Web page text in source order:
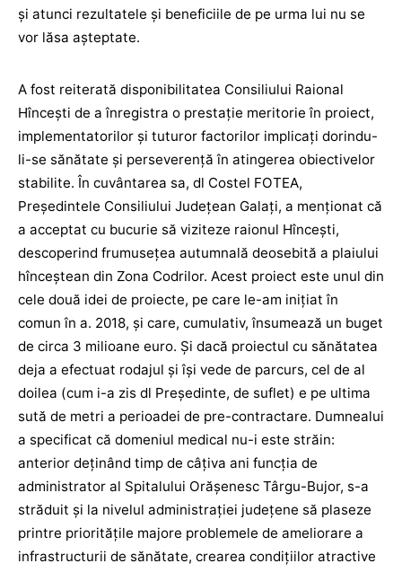
și atunci rezultatele și beneficiile de pe urma lui nu se
vor lăsa așteptate.
A fost reiterată disponibilitatea Consiliului Raional
Hîncești de a înregistra o prestație meritorie în proiect,
implementatorilor și tuturor factorilor implicați dorindu-
li-se sănătate și perseverență în atingerea obiectivelor
stabilite. În cuvântarea sa, dl Costel FOTEA,
Președintele Consiliului Județean Galați, a menționat că
a acceptat cu bucurie să viziteze raionul Hîncești,
descoperind frumusețea autumnală deosebită a plaiului
hînceștean din Zona Codrilor. Acest proiect este unul din
cele două idei de proiecte, pe care le-am inițiat în
comun în a. 2018, și care, cumulativ, însumează un buget
de circa 3 milioane euro. Și dacă proiectul cu sănătatea
deja a efectuat rodajul și își vede de parcurs, cel de al
doilea (cum i-a zis dl Președinte, de suflet) e pe ultima
sută de metri a perioadei de pre-contractare. Dumnealui
a specificat că domeniul medical nu-i este străin:
anterior deținând timp de câțiva ani funcția de
administrator al Spitalului Orășenesc Târgu-Bujor, s-a
străduit și la nivelul administrației județene să plaseze
printre prioritățile majore problemele de ameliorare a
infrastructurii de sănătate, crearea condițiilor atractive